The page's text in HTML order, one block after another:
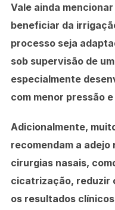
Vale ainda
beneficiar da
processo seja
sob supervisão de
especialmente
com menor pressão
Adicionalmente,
recomendam a
cirurgias nasais,
cicatrização, reduzir
os resultados